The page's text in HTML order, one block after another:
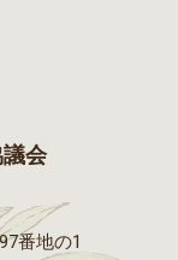
会
番地の1